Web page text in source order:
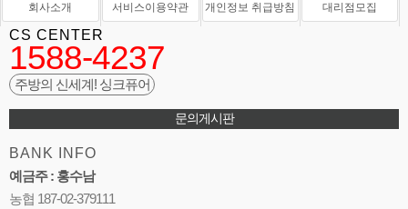
회사소개 서비스이용약관 개인정보 취급방침 대리점모집
CS CENTER
1588-4237
주방의 신세계! 싱크퓨어
문의게시판
BANK INFO
예금주 : 홍수남
농협 187-02-379111